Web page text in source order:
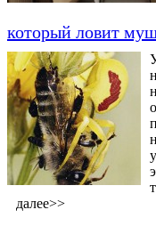
который ловит
далее>>